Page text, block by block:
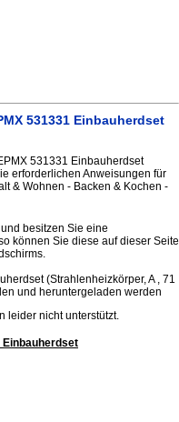
531331 Einbauherdset
531331 Einbauherdset
erforderlichen Anweisungen für
& Wohnen - Backen & Kochen -
besitzen Sie eine
können Sie diese auf dieser Seite
(Strahlenheizkörper, A , 71
und heruntergeladen werden
leider nicht unterstützt.
Einbauherdset